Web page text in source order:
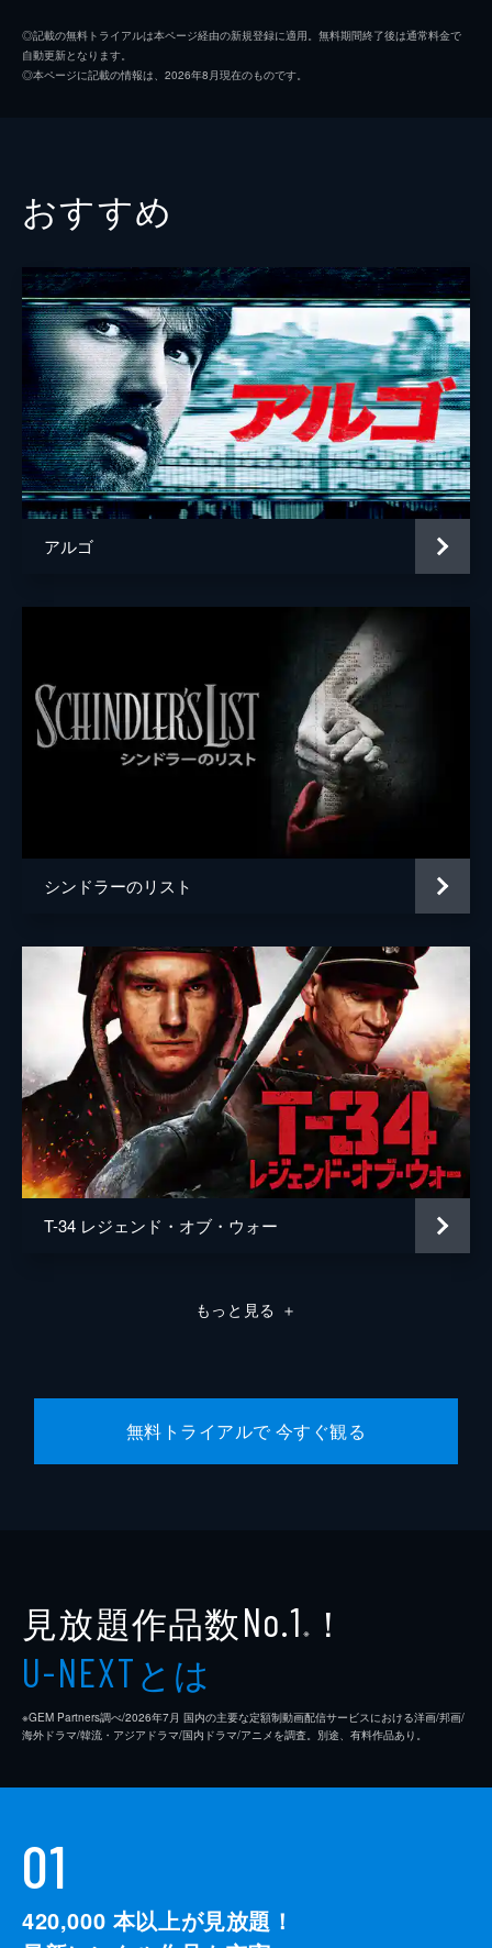
ミスター・ドーソン マーク・ライランス
ジョージ バリー・キオガン
ファリアー トム・ハーディ
マイケル・フォックス
ジョン・ノーラン
声の出演 マイケル・ケイン
監督 クリストファー・ノーラン
音楽 ハンス・ジマー
エマ・トーマス
◎記載の無料トライアルは本ページ経由の新規登録に適用。無料期間終了後は通常料金で
自動更新となります。
◎本ページに記載の情報は、2026年8月現在のものです。
おすすめ
アルゴ
シンドラーのリスト
T-34 レジェンド・オブ・ウォー
もっと見る ＋
無料トライアルで 今すぐ観る
見放題作品数No.1 ※ ！
U-NEXTとは
※GEM Partners調べ/2026年7⽉ 国内の主要な定額制動画配信サービスにおける洋画/邦画/
海外ドラマ/韓流・アジアドラマ/国内ドラマ/アニメを調査。別途、有料作品あり。
01
420,000 本以上が見放題！